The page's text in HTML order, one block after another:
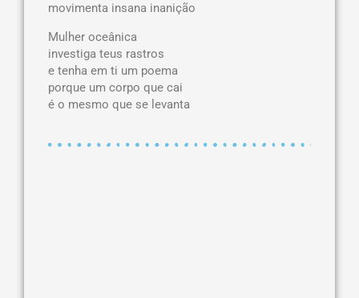
movimenta insana inanição
Mulher oceânica
investiga teus rastros
e tenha em ti um poema
porque um corpo que cai
é o mesmo que se levanta